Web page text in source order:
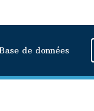
de données